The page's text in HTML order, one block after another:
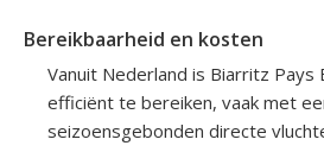
Bereikbaarheid en kosten
Vanuit Nederland is Biarritz Pays
efficiënt te bereiken, vaak met
seizoensgebonden directe